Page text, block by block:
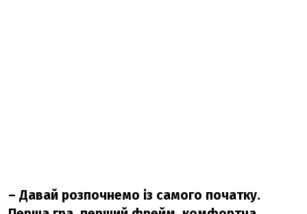
– Давай розпочнемо із самого початку.